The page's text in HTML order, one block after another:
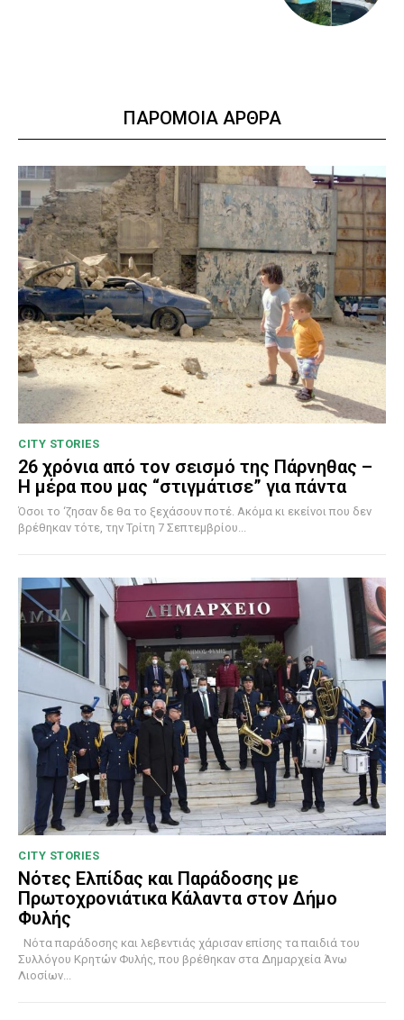
ΠΑΡΟΜΟΙΑ ΑΡΘΡΑ
CITY STORIES
26 χρόνια από τον σεισμό της Πάρνηθας –
Η μέρα που μας “στιγμάτισε” για πάντα
Όσοι το ‘ζησαν δε θα το ξεχάσουν ποτέ. Ακόμα κι εκείνοι που δεν
βρέθηκαν τότε, την Τρίτη 7 Σεπτεμβρίου...
CITY STORIES
Νότες Ελπίδας και Παράδοσης με
Πρωτοχρονιάτικα Κάλαντα στον Δήμο
Φυλής
Νότα παράδοσης και λεβεντιάς χάρισαν επίσης τα παιδιά του
Συλλόγου Κρητών Φυλής, που βρέθηκαν στα Δημαρχεία Άνω
Λιοσίων...